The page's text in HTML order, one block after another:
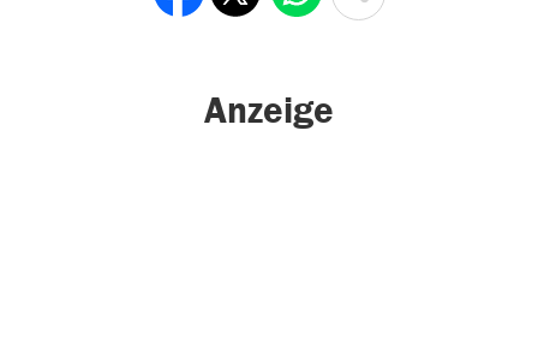
Anzeige